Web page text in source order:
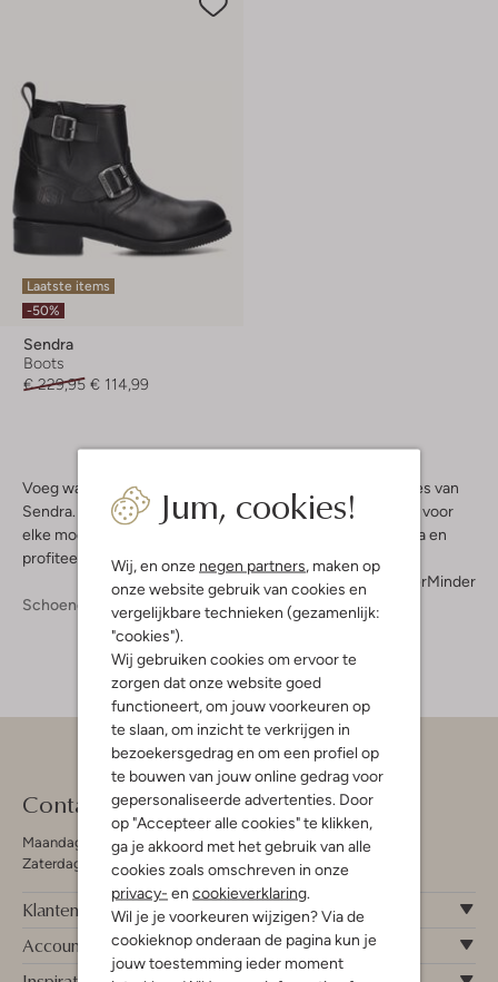
Jum, cookies!
Wij, en onze negen partners, maken op
onze website gebruik van cookies en
vergelijkbare technieken (gezamenlijk:
"cookies").
Wij gebruiken cookies om ervoor te
zorgen dat onze website goed
functioneert, om jouw voorkeuren op
te slaan, om inzicht te verkrijgen in
bezoekersgedrag en om een profiel op
te bouwen van jouw online gedrag voor
gepersonaliseerde advertenties. Door
op "Accepteer alle cookies" te klikken,
ga je akkoord met het gebruik van alle
cookies zoals omschreven in onze
privacy- en cookieverklaring.
Wil je je voorkeuren wijzigen? Via de
cookieknop onderaan de pagina kun je
jouw toestemming ieder moment
Laatste items
-50%
Sendra
Boots
€ 229,95 € 114,99
Voeg wat western vibe toe aan je look met de fijne creaties van
Sendra. Tussen de trendy items vind je de perfecte boots voor
elke modebewuste vrouw. Shop je boots online bij Omoda en
profiteer van gratis verzending & retour!
MeerMinder
Schoenen
Boots Boots Dames
Contact
Maandag - Vrijdag 09:00 - 19:00 uur
Zaterdag 09:00 - 17:00 uur
Klantenservice
Account